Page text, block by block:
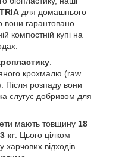
для домашнього
гарантовано
компостній купі на
:
крохмалю (raw
розпаду вони
слугує добривом для
мають товщину 18
кг. Цього цілком
харчових відходів —